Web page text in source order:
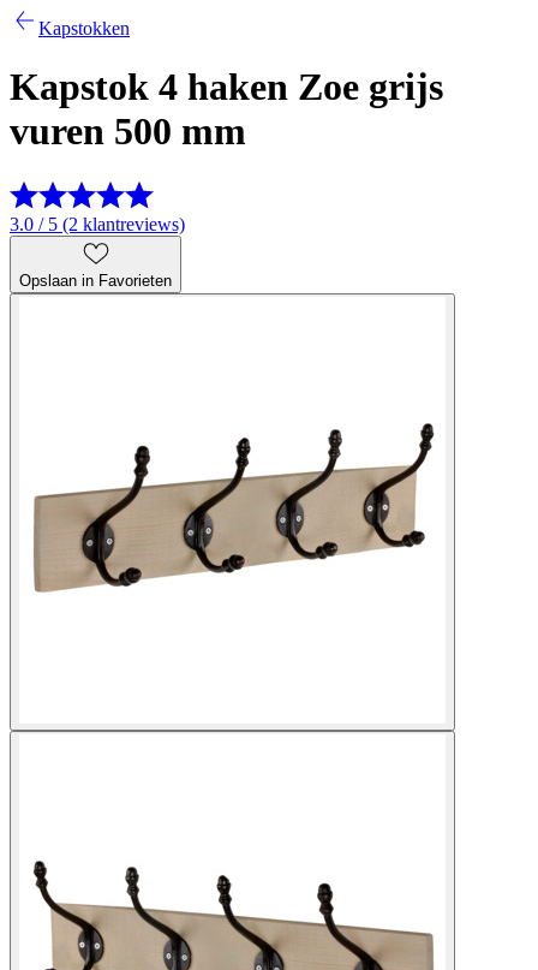
Kapstokken
Kapstok 4 haken Zoe grijs
vuren 500 mm
3.0 / 5 (2 klantreviews)
Opslaan in Favorieten